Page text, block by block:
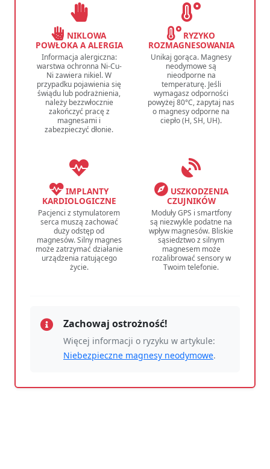
NIKLOWA
POWŁOKA A ALERGIA
Informacja alergiczna:
warstwa ochronna Ni-Cu-
Ni zawiera nikiel. W
przypadku pojawienia się
świądu lub podrażnienia,
należy bezzwłocznie
zakończyć pracę z
magnesami i
zabezpieczyć dłonie.
RYZYKO
ROZMAGNESOWANIA
Unikaj gorąca. Magnesy
neodymowe są
nieodporne na
temperaturę. Jeśli
wymagasz odporności
powyżej 80°C, zapytaj nas
o magnesy odporne na
ciepło (H, SH, UH).
IMPLANTY
KARDIOLOGICZNE
Pacjenci z stymulatorem
serca muszą zachować
duży odstęp od
magnesów. Silny magnes
może zatrzymać działanie
urządzenia ratującego
życie.
USZKODZENIA
CZUJNIKÓW
Moduły GPS i smartfony
są niezwykle podatne na
wpływ magnesów. Bliskie
sąsiedztwo z silnym
magnesem może
rozalibrować sensory w
Twoim telefonie.
Zachowaj ostrożność!
Więcej informacji o ryzyku w artykule:
Niebezpieczne magnesy neodymowe.